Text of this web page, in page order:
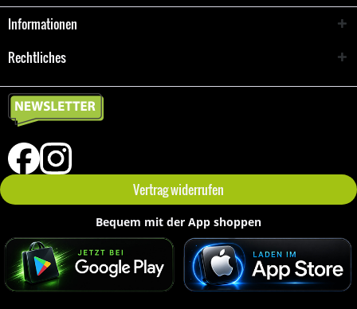
Informationen
Rechtliches
Vertrag widerrufen
Bequem mit der App shoppen